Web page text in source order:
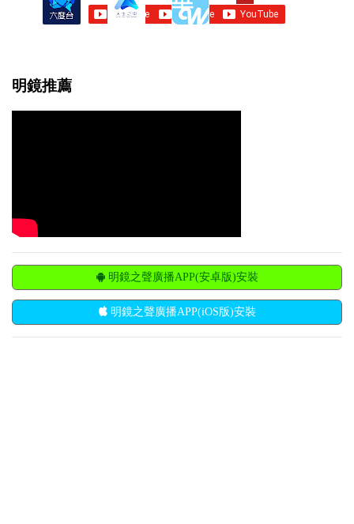
明鏡推薦
明鏡之聲廣播APP(安卓版)安裝
明鏡之聲廣播APP(iOS版)安裝